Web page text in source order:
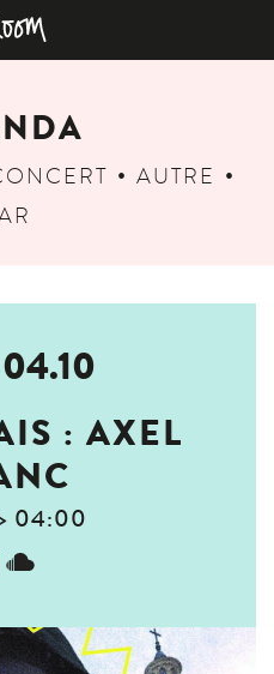
AUTRE
04.10
: AXEL
04:00